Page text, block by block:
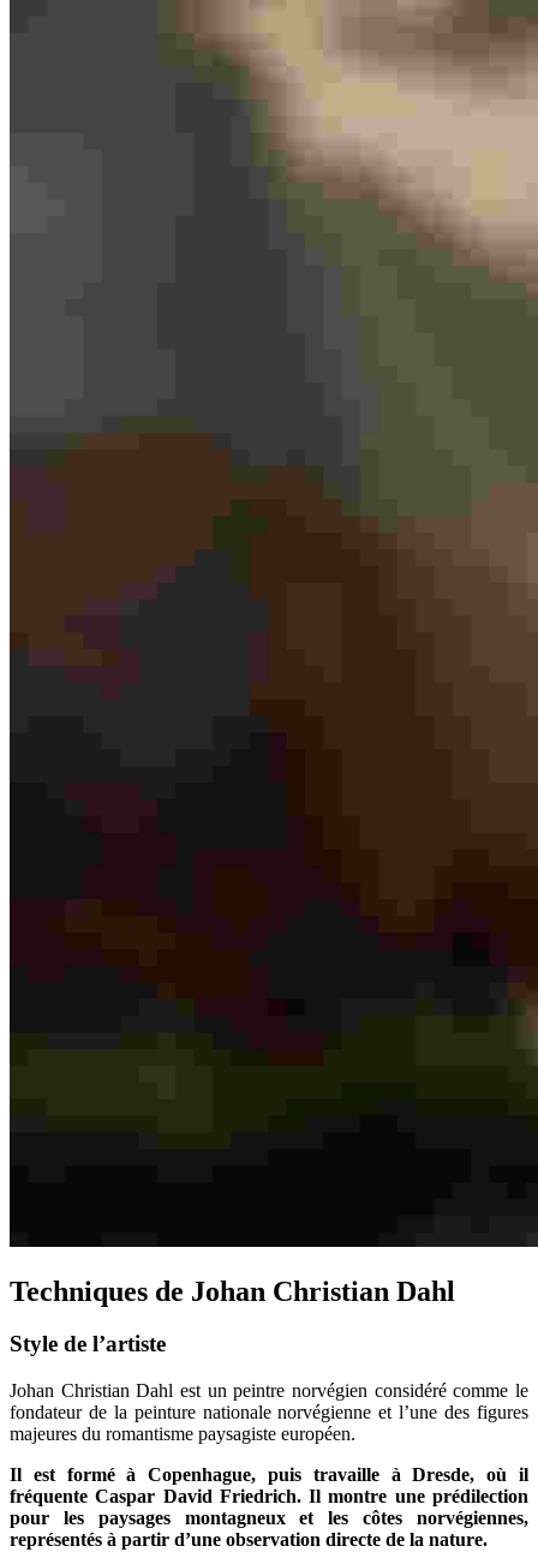
Techniques de Johan Christian Dahl
Style de l’artiste
Johan Christian Dahl est un peintre norvégien considéré comme le
fondateur de la peinture nationale norvégienne et l’une des figures
majeures du romantisme paysagiste européen.
Il est formé à Copenhague, puis travaille à Dresde, où il
fréquente Caspar David Friedrich. Il montre une prédilection
pour les paysages montagneux et les côtes norvégiennes,
représentés à partir d’une observation directe de la nature.